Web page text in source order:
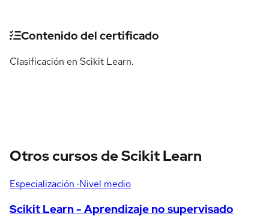
Detalles del curso
Contenido del certificado
Clasificación en Scikit Learn.
Otros cursos de Scikit Learn
Especialización ·Nivel medio
Scikit Learn - Aprendizaje no supervisado